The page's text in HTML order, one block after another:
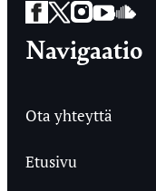
Facebook
Twitter
Instagram
Navigaatio
Ota yhteyttä
Etusivu